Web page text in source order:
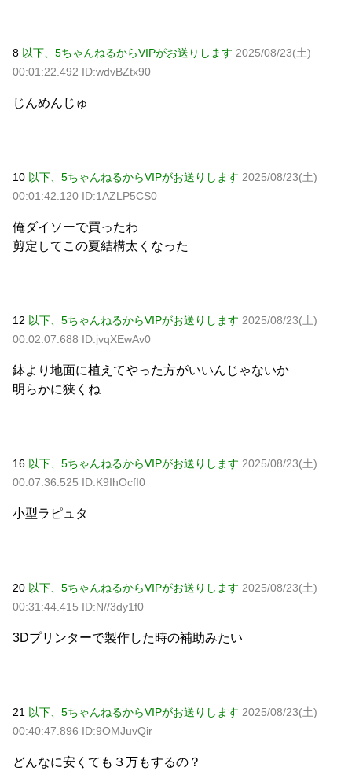
8 以下、5ちゃんねるからVIPがお送りします 2025/08/23(土)
00:01:22.492 ID:wdvBZtx90
じんめんじゅ
10 以下、5ちゃんねるからVIPがお送りします 2025/08/23(土)
00:01:42.120 ID:1AZLP5CS0
俺ダイソーで買ったわ
剪定してこの夏結構太くなった
12 以下、5ちゃんねるからVIPがお送りします 2025/08/23(土)
00:02:07.688 ID:jvqXEwAv0
鉢より地面に植えてやった方がいいんじゃないか
明らかに狭くね
16 以下、5ちゃんねるからVIPがお送りします 2025/08/23(土)
00:07:36.525 ID:K9IhOcfI0
小型ラピュタ
20 以下、5ちゃんねるからVIPがお送りします 2025/08/23(土)
00:31:44.415 ID:N//3dy1f0
3Dプリンターで製作した時の補助みたい
21 以下、5ちゃんねるからVIPがお送りします 2025/08/23(土)
00:40:47.896 ID:9OMJuvQir
どんなに安くても３万もするの？